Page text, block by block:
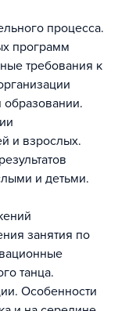
процесса.
программ
требования к
и взрослых.
и детьми.
занятия по
танца.
Особенности